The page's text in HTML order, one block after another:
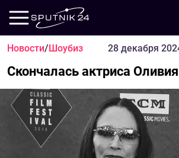
Новости/Шоубиз 28 декабря
Скончалась актриса